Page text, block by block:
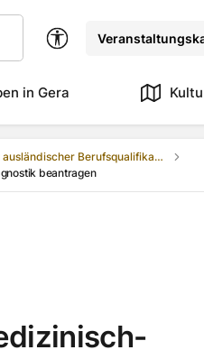
in Gera
Anerkennung ausländischer Berufsqualifikationen
beantragen